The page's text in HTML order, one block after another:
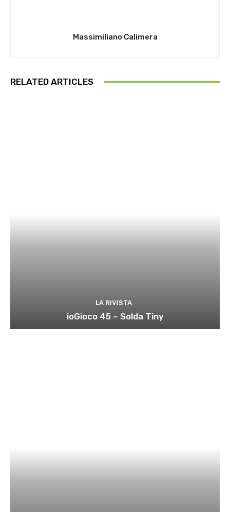
Massimiliano Calimera
RELATED ARTICLES
LA RIVISTA
ioGioco 45 – Solda Tiny